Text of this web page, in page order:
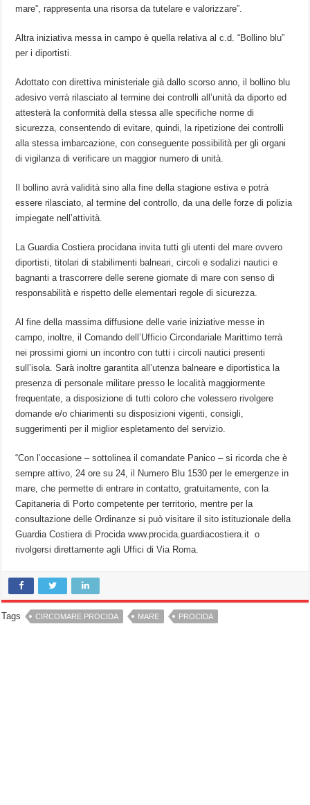
mare”, rappresenta una risorsa da tutelare e valorizzare”.
Altra iniziativa messa in campo è quella relativa al c.d. “Bollino blu”
per i diportisti.
Adottato con direttiva ministeriale già dallo scorso anno, il bollino blu
adesivo verrà rilasciato al termine dei controlli all’unità da diporto ed
attesterà la conformità della stessa alle specifiche norme di
sicurezza, consentendo di evitare, quindi, la ripetizione dei controlli
alla stessa imbarcazione, con conseguente possibilità per gli organi
di vigilanza di verificare un maggior numero di unità.
Il bollino avrà validità sino alla fine della stagione estiva e potrà
essere rilasciato, al termine del controllo, da una delle forze di polizia
impiegate nell’attività.
La Guardia Costiera procidana invita tutti gli utenti del mare ovvero
diportisti, titolari di stabilimenti balneari, circoli e sodalizi nautici e
bagnanti a trascorrere delle serene giornate di mare con senso di
responsabilità e rispetto delle elementari regole di sicurezza.
Al fine della massima diffusione delle varie iniziative messe in
campo, inoltre, il Comando dell’Ufficio Circondariale Marittimo terrà
nei prossimi giorni un incontro con tutti i circoli nautici presenti
sull’isola. Sarà inoltre garantita all’utenza balneare e diportistica la
presenza di personale militare presso le località maggiormente
frequentate, a disposizione di tutti coloro che volessero rivolgere
domande e/o chiarimenti su disposizioni vigenti, consigli,
suggerimenti per il miglior espletamento del servizio.
“Con l’occasione – sottolinea il comandate Panico – si ricorda che è
sempre attivo, 24 ore su 24, il Numero Blu 1530 per le emergenze in
mare, che permette di entrare in contatto, gratuitamente, con la
Capitaneria di Porto competente per territorio, mentre per la
consultazione delle Ordinanze si può visitare il sito istituzionale della
Guardia Costiera di Procida www.procida.guardiacostiera.it o
rivolgersi direttamente agli Uffici di Via Roma.
Tags CIRCOMARE PROCIDA MARE PROCIDA